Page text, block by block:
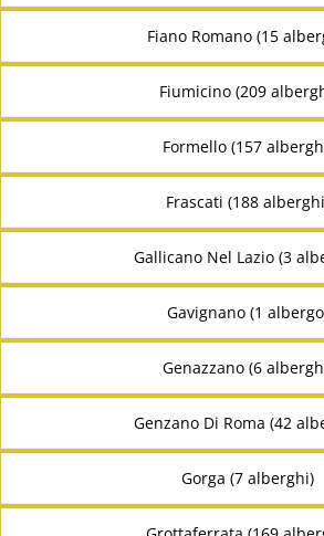
Fiano Romano (15
Fiumicino (209
Formello (157
Frascati (188
Gallicano Nel Lazio (3
Gavignano (1
Genazzano (6
Genzano Di Roma (42
Gorga (7 alberghi)